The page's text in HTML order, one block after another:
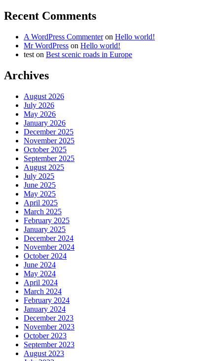
Recent Comments
A WordPress Commenteron Hello world!
Mr WordPress on Hello world!
test on Best scenic roads in Europe
Archives
August 2026
July 2026
May 2026
January 2026
December 2025
November 2025
October 2025
September 2025
August 2025
July 2025
June 2025
May 2025
April 2025
March 2025
February 2025
January 2025
December 2024
November 2024
October 2024
June 2024
May 2024
April 2024
March 2024
February 2024
January 2024
December 2023
November 2023
October 2023
September 2023
August 2023